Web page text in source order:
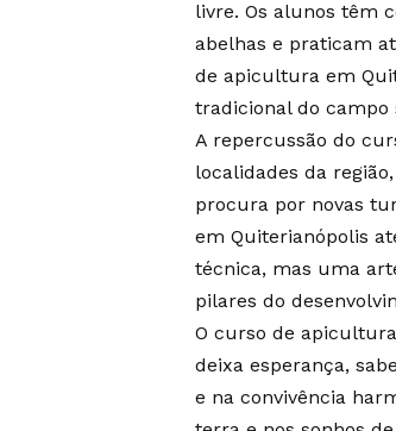
livre. Os alunos têm
abelhas e praticam
de apicultura em
tradicional do campo
A repercussão do
localidades da
procura por novas
em Quiterianópolis
técnica, mas uma
pilares do
O curso de
deixa esperança,
e na convivência